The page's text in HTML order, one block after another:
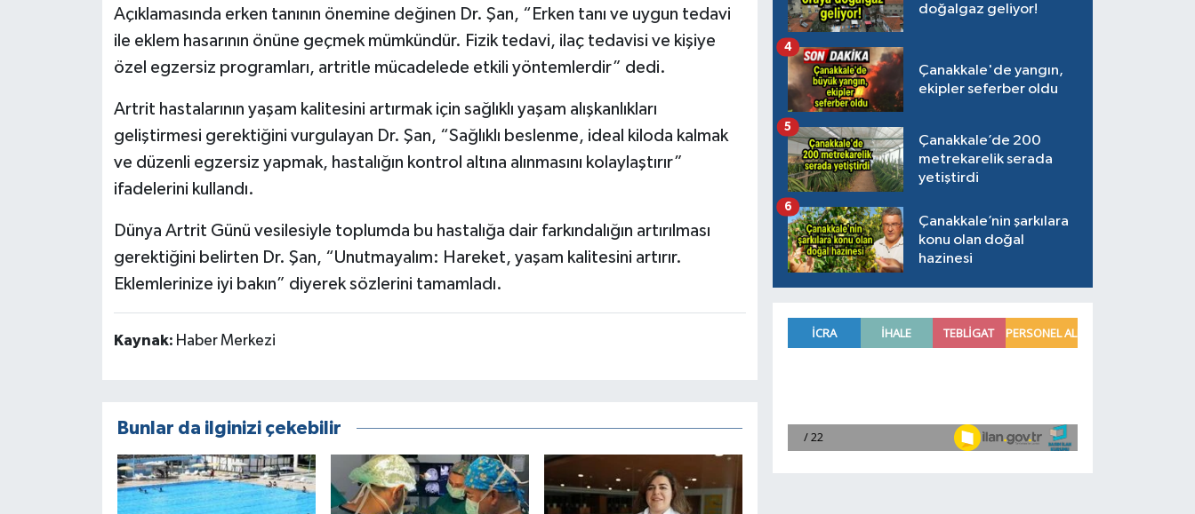
Açıklamasında erken tanının önemine değinen Dr. Şan, “Erken tanı ve uygun tedavi
ile eklem hasarının önüne geçmek mümkündür. Fizik tedavi, ilaç tedavisi ve kişiye
özel egzersiz programları, artritle mücadelede etkili yöntemlerdir” dedi.
Artrit hastalarının yaşam kalitesini artırmak için sağlıklı yaşam alışkanlıkları
geliştirmesi gerektiğini vurgulayan Dr. Şan, “Sağlıklı beslenme, ideal kiloda kalmak
ve düzenli egzersiz yapmak, hastalığın kontrol altına alınmasını kolaylaştırır”
ifadelerini kullandı.
Dünya Artrit Günü vesilesiyle toplumda bu hastalığa dair farkındalığın artırılması
gerektiğini belirten Dr. Şan, “Unutmayalım: Hareket, yaşam kalitesini artırır.
Eklemlerinize iyi bakın” diyerek sözlerini tamamladı.
Kaynak: Haber Merkezi
Bunlar da ilginizi çekebilir
doğalgaz geliyor!
Çanakkale'de yangın,
ekipler seferber oldu
4
Çanakkale’de 200
metrekarelik serada
yetiştirdi
5
Çanakkale’nin şarkılara
konu olan doğal
hazinesi
6